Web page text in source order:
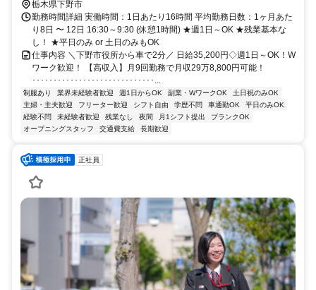
栃木県下野市
勤務時間詳細 実働時間：1日あたり16時間 平均勤務日数：1ヶ月あた
り8日 〜 12日 16:30～9:30 (休憩1時間) ★週1日～OK ★残業基本な
し！ ★平日のみ or 土日のみもOK
仕事内容 ＼下野市役所から車で2分／ 日給35,200円◇週1日～OK！W
ワーク歓迎！ 【高収入】月9回勤務で月収29万8,800円可能！
･････････････････････････････...
制服あり 業界未経験者歓迎 週1日からOK 副業・WワークOK
土日祝のみOK
主婦・主夫歓迎
フリーター歓迎 シフト自由 学歴不問 車通勤OK
平日のみOK
経験不問
未経験者歓迎 残業なし 夜間 月1シフト提出
ブランクOK
オープニングスタッフ
交通費支給 長期歓迎
正社員